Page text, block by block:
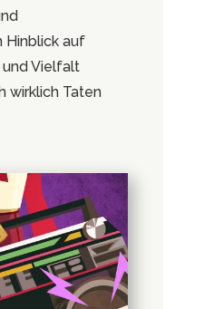
Hinblick auf
und Vielfalt
wirklich Taten